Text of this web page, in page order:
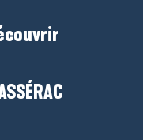
avec des
et profiter